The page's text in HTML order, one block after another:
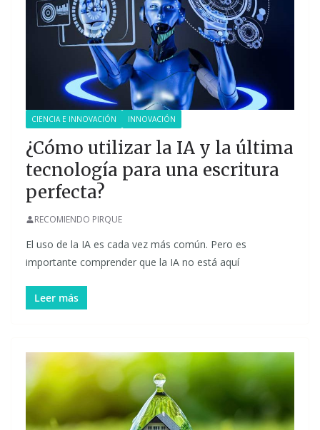
CIENCIA E INNOVACIÓN INNOVACIÓN
¿Cómo utilizar la IA y la última
tecnología para una escritura
perfecta?
RECOMIENDO PIRQUE
El uso de la IA es cada vez más común. Pero es
importante comprender que la IA no está aquí
Leer más